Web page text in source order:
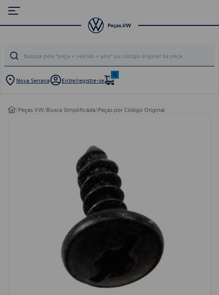
Nova Serrana Entre/registre-se
0
/Peças VW/Busca Simplificada/Peças por Código Original